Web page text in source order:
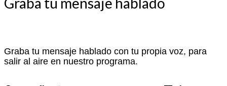
Graba tu mensaje hablado con tu propia voz, para
salir al aire en nuestro programa.